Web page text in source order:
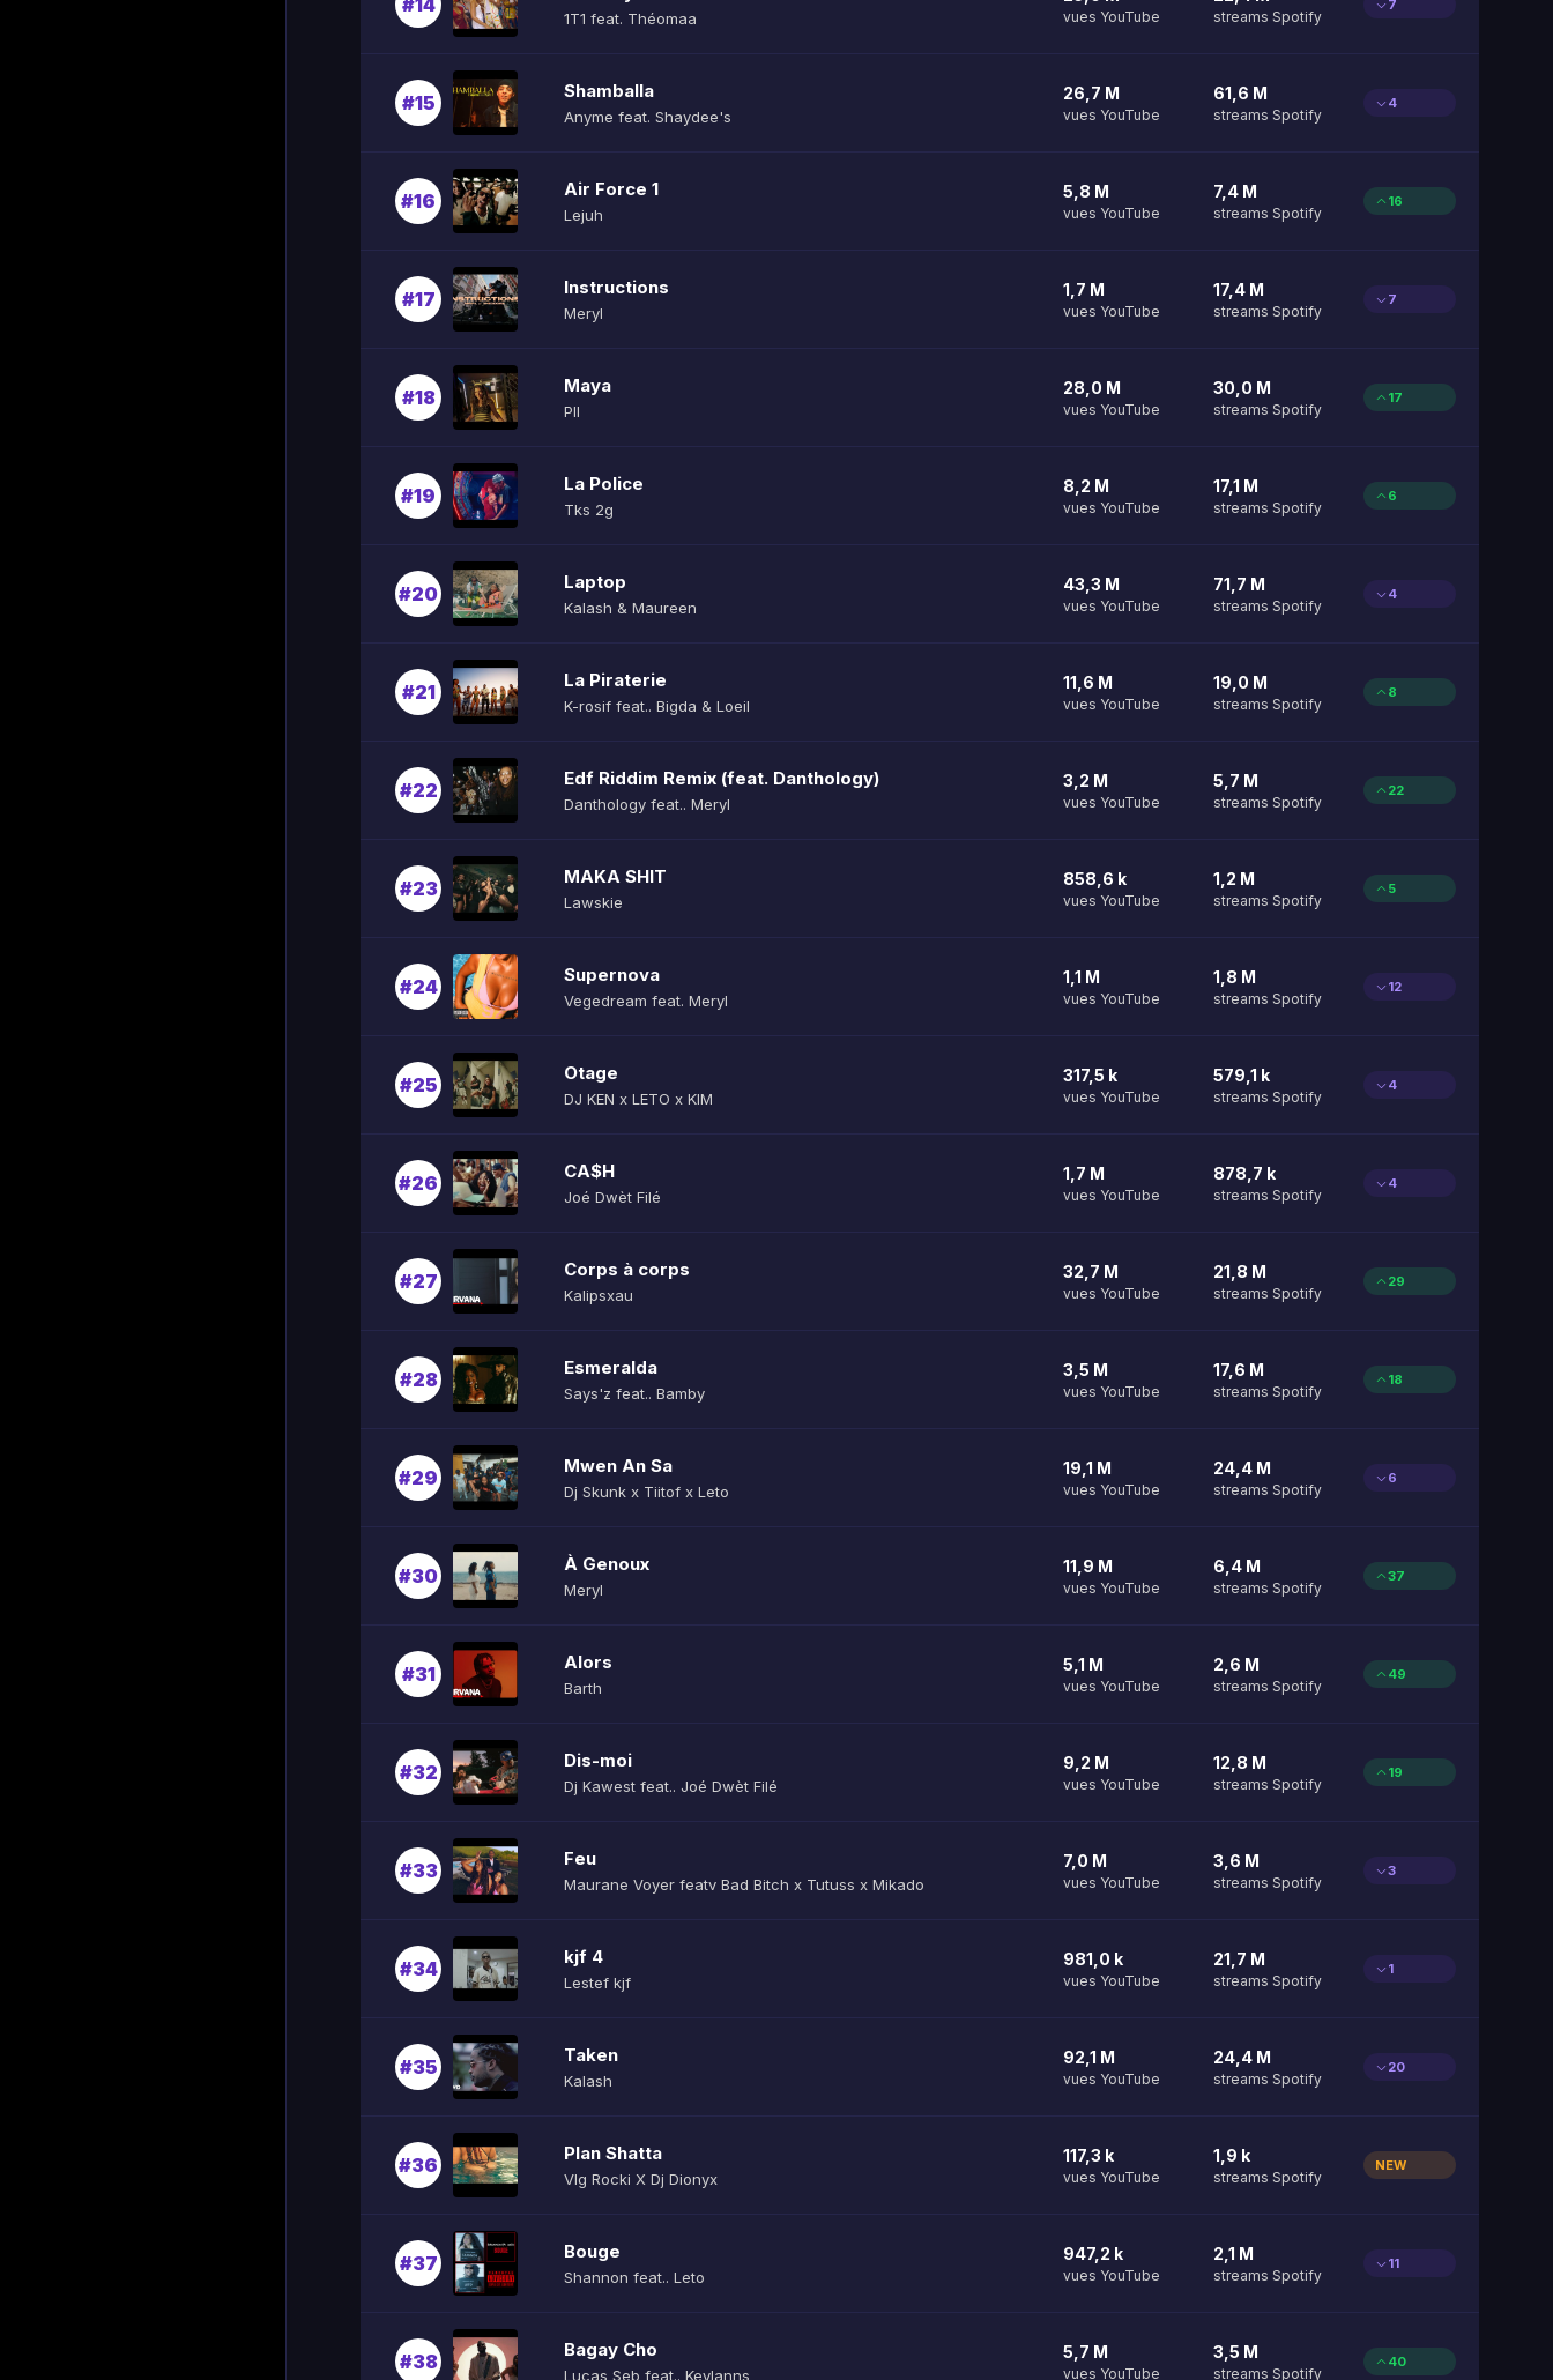
#14
1T1 feat. Théomaa vues YouTube streams Spotify
7
#15
Shamballa
Anyme feat. Shaydee's
26,7 M
vues YouTube
61,6 M
streams Spotify
4
#16
Air Force 1
Lejuh
5,8 M
vues YouTube
7,4 M
streams Spotify
16
#17
Instructions
Meryl
1,7 M
vues YouTube
17,4 M
streams Spotify
7
#18
Maya
Pll
28,0 M
vues YouTube
30,0 M
streams Spotify
17
#19
La Police
Tks 2g
8,2 M
vues YouTube
17,1 M
streams Spotify
6
#20
Laptop
Kalash & Maureen
43,3 M
vues YouTube
71,7 M
streams Spotify
4
#21
La Piraterie
K-rosif feat.. Bigda & Loeil
11,6 M
vues YouTube
19,0 M
streams Spotify
8
#22
Edf Riddim Remix (feat. Danthology)
Danthology feat.. Meryl
3,2 M
vues YouTube
5,7 M
streams Spotify
22
#23
MAKA SHIT
Lawskie
858,6 k
vues YouTube
1,2 M
streams Spotify
5
#24
Supernova
Vegedream feat. Meryl
1,1 M
vues YouTube
1,8 M
streams Spotify
12
#25
Otage
DJ KEN x LETO x KIM
317,5 k
vues YouTube
579,1 k
streams Spotify
4
#26
CA$H
Joé Dwèt Filé
1,7 M
vues YouTube
878,7 k
streams Spotify
4
#27
Corps à corps
Kalipsxau
32,7 M
vues YouTube
21,8 M
streams Spotify
29
#28
Esmeralda
Says'z feat.. Bamby
3,5 M
vues YouTube
17,6 M
streams Spotify
18
#29
Mwen An Sa
Dj Skunk x Tiitof x Leto
19,1 M
vues YouTube
24,4 M
streams Spotify
6
#30
À Genoux
Meryl
11,9 M
vues YouTube
6,4 M
streams Spotify
37
#31
Alors
Barth
5,1 M
vues YouTube
2,6 M
streams Spotify
49
#32
Dis-moi
Dj Kawest feat.. Joé Dwèt Filé
9,2 M
vues YouTube
12,8 M
streams Spotify
19
#33
Feu
Maurane Voyer featv Bad Bitch x Tutuss x Mikado
7,0 M
vues YouTube
3,6 M
streams Spotify
3
#34
kjf 4
Lestef kjf
981,0 k
vues YouTube
21,7 M
streams Spotify
1
#35
Taken
Kalash
92,1 M
vues YouTube
24,4 M
streams Spotify
20
#36
Plan Shatta
Vlg Rocki X Dj Dionyx
117,3 k
vues YouTube
1,9 k
streams Spotify
NEW
#37
Bouge
Shannon feat.. Leto
947,2 k
vues YouTube
2,1 M
streams Spotify
11
#38
Bagay Cho
Lucas Seb feat.. Keylanns
5,7 M
vues YouTube
3,5 M
streams Spotify
40